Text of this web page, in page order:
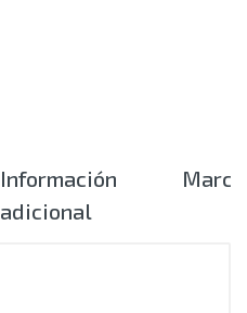
Información
adicional
Marca